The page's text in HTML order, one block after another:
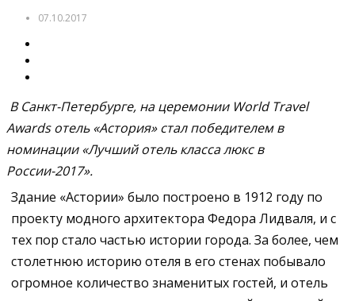
07.10.2017
В Санкт-Петербурге, на церемонии World Travel
Awards отель «Астория» стал победителем в
номинации «Лучший отель класса люкс в
России-2017».
Здание «Астории» было построено в 1912 году по
проекту модного архитектора Федора Лидваля, и с
тех пор стало частью истории города. За более, чем
столетнюю историю отеля в его стенах побывало
огромное количество знаменитых гостей, и отель